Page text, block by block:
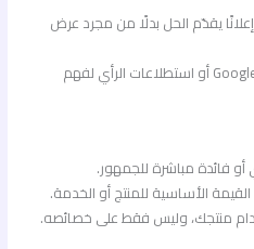
يقدّم الحل بدلًا من مجرد عرض
استخدم أدوات تحليل مثل Google Analytics أو استطلاعات الرأي لفهم
فائدة مباشرة للجمهور.
الأساسية للمنتج أو الخدمة.
منتجك، وليس فقط على خصائصه.